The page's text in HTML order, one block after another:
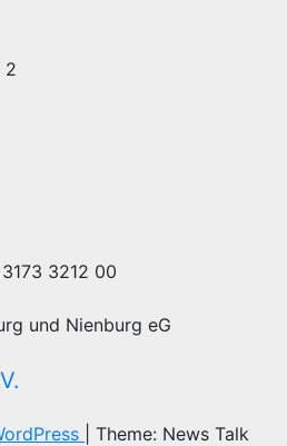
2
3212 00
und Nienburg eG
Theme: News Talk